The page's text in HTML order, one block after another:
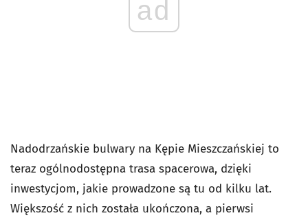
ad
Nadodrzańskie bulwary na Kępie Mieszczańskiej to
teraz ogólnodostępna trasa spacerowa, dzięki
inwestycjom, jakie prowadzone są tu od kilku lat.
Większość z nich została ukończona, a pierwsi